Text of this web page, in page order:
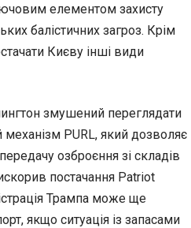
елементом захисту
балістичних загроз. Крім
Києву інші види
змушений переглядати
механізм PURL, який дозволяє
озброєння зі складів
постачання Patriot
Трампа може ще
якщо ситуація із запасами